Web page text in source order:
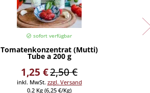
sofort verfügbar
Tomatenkonzentrat (Mutti)
Tube a 200 g
1,25 €2,50 €
inkl. MwSt. zzgl. Versand
0.2 Kg (6,25 €/Kg)